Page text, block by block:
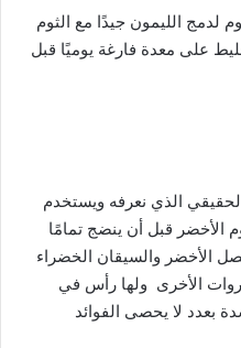
لدمج الليمون جيدًا مع الثوم
على معدة فارغة يوميًا قبل
الذي نعرفه ويستخدم
الأخضر قبل أن ينضج تمامًا
الأخضر والسيقان الخضراء
الأخرى ولها رأس في
بعدد لا يحصى الفوائد